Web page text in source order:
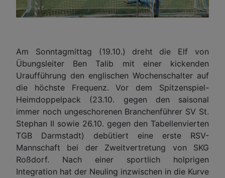
Am Sonntagmittag (19.10.) dreht die Elf von
Übungsleiter Ben Talib mit einer kickenden
Uraufführung den englischen Wochenschalter auf
die höchste Frequenz. Vor dem Spitzenspiel-
Heimdoppelpack (23.10. gegen den saisonal
immer noch ungeschorenen Branchenführer SV St.
Stephan II sowie 26.10. gegen den Tabellenvierten
TGB Darmstadt) debütiert eine erste RSV-
Mannschaft bei der Zweitvertretung von SKG
Roßdorf. Nach einer sportlich holprigen
Integration hat der Neuling inzwischen in die Kurve